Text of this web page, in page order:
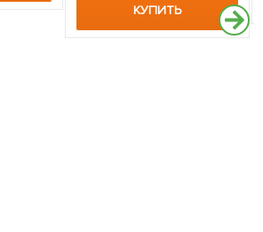
КУПИТЬ